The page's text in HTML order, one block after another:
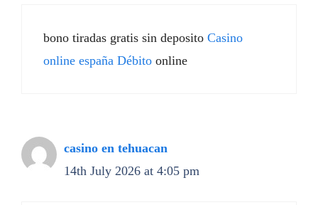
bono tiradas gratis sin deposito Casino
online españa Débito online
casino en tehuacan
14th July 2026 at 4:05 pm